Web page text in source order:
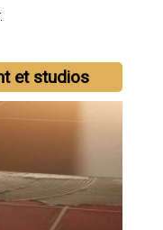
et studios